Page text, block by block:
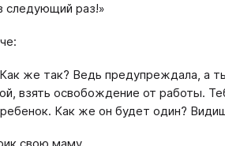
следующий раз!»
же так? Ведь предупреждала, а
взять освобождение от работы.
Как же он будет один?